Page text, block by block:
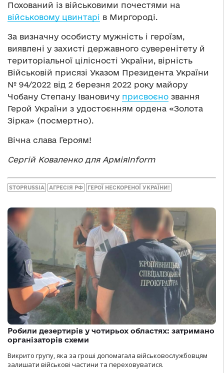
Похований із військовими почестями на
військовому цвинтарі в Миргороді.
За визначну особисту мужність і героїзм,
виявлені у захисті державного суверенітету й
територіальної цілісності України, вірність
Військовій присязі Указом Президента України
№ 94/2022 від 2 березня 2022 року майору
Чобану Степану Івановичу присвоєно звання
Герой України з удостоєнням ордена «Золота
Зірка» (посмертно).
Вічна слава Героям!
Сергій Коваленко для АрміяInform
STOPRUSSIA АГРЕСІЯ РФ ГЕРОЇ НЕСКОРЕНОЇ УКРАЇНИ!
Робили дезертирів у чотирьох областях: затримано
організаторів схеми
Викрито групу, яка за гроші допомагала військовослужбовцям
залишати військові частини та переховуватися.